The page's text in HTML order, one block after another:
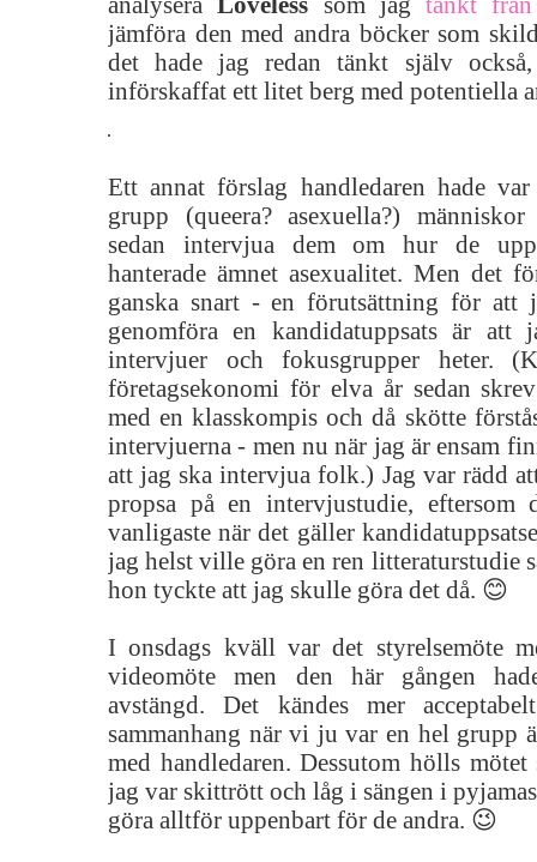
jämföra den med andra böcker som
det hade jag redan tänkt själv
införskaffat ett litet berg med potentiella
Ett annat förslag handledaren hade
grupp (queera? asexuella?)
sedan intervjua dem om hur de
hanterade ämnet asexualitet. Men det
ganska snart - en förutsättning för att
genomföra en kandidatuppsats är
intervjuer och fokusgrupper heter.
företagsekonomi för elva år sedan
med en klasskompis och då skötte
intervjuerna - men nu när jag är ensam
att jag ska intervjua folk.) Jag var rädd
propsa på en intervjustudie, eftersom
vanligaste när det gäller
jag helst ville göra en ren litteraturstudie
hon tyckte att jag skulle göra det då. 😊
I onsdags kväll var det styrelsemöte
videomöte men den här gången
avstängd. Det kändes mer
sammanhang när vi ju var en hel grupp
med handledaren. Dessutom hölls
jag var skittrött och låg i sängen i
göra alltför uppenbart för de andra. 😉